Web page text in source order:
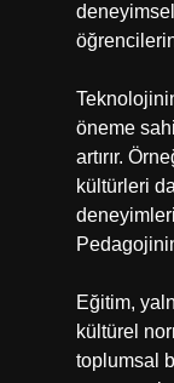
öneme
artırır.
kültürleri
Eğitim,
kültürel
toplumsal